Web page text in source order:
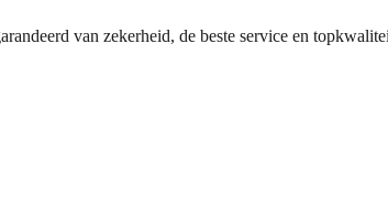
van zekerheid, de beste service en